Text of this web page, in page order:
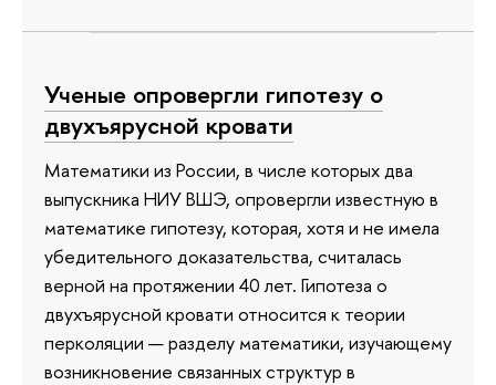
Ученые опровергли гипотезу о
двухъярусной кровати
Математики из России, в числе которых два
выпускника НИУ ВШЭ, опровергли известную в
математике гипотезу, которая, хотя и не имела
убедительного доказательства, считалась
верной на протяжении 40 лет. Гипотеза о
двухъярусной кровати относится к теории
перколяции — разделу математики, изучающему
возникновение связанных структур в